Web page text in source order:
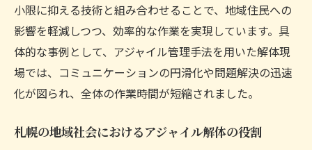
地域特性を考慮したアジャイル解体の挑戦
アジャイルによる解体工期短縮の具体例
解体作業におけるアジャイルの柔軟性と対
応力
札幌市の解体課題に向けたアジャイルなア
プローチ
小限に抑える技術と組み合わせることで、地域住民への
影響を軽減しつつ、効率的な作業を実現しています。具
体的な事例として、アジャイル管理手法を用いた解体現
場では、コミュニケーションの円滑化や問題解決の迅速
化が図られ、全体の作業時間が短縮されました。
札幌の地域社会におけるアジャイル解体の役割